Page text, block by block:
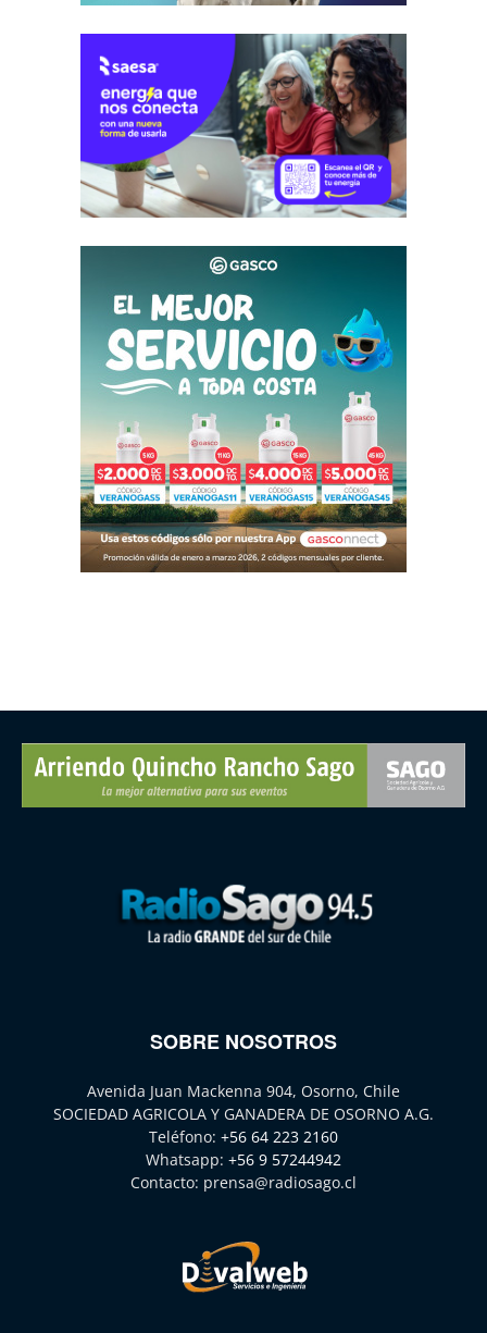
SOBRE NOSOTROS
Avenida Juan Mackenna 904, Osorno, Chile
SOCIEDAD AGRICOLA Y GANADERA DE OSORNO A.G.
Teléfono: +56 64 223 2160
Whatsapp: +56 9 57244942
Contacto: prensa@radiosago.cl